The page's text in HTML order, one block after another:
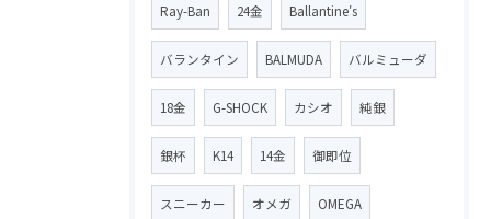
Ray-Ban 24金 Ballantine′s
バランタイン BALMUDA バルミューダ
18金 G-SHOCK カシオ 純銀
銀杯 K14 14金 御即位
スニーカー オメガ OMEGA